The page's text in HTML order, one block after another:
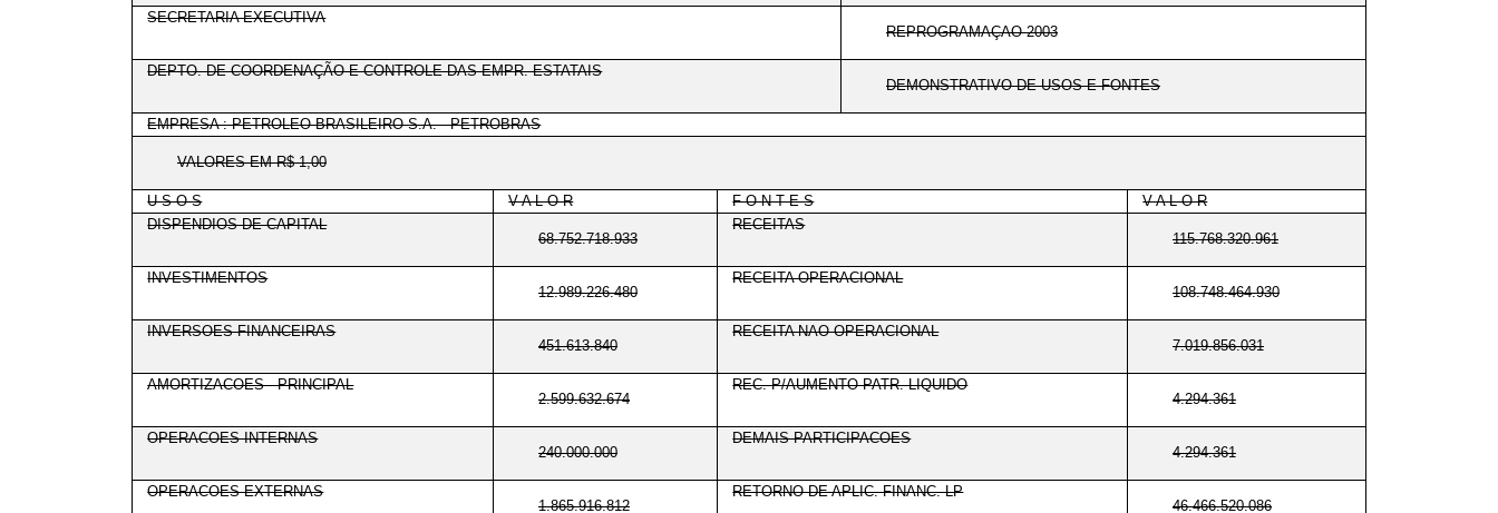
SECRETARIA EXECUTIVA
REPROGRAMAÇAO 2003
DEPTO. DE COORDENAÇÃO E CONTROLE DAS EMPR. ESTATAIS
DEMONSTRATIVO DE USOS E FONTES
EMPRESA : PETROLEO BRASILEIRO S.A. - PETROBRAS
VALORES EM R$ 1,00
U S O S V A L O R F O N T E S
V A L O R
DISPENDIOS DE CAPITAL
68.752.718.933
RECEITAS
115.768.320.961
INVESTIMENTOS
12.989.226.480
RECEITA OPERACIONAL
108.748.464.930
INVERSOES FINANCEIRAS
451.613.840
RECEITA NAO OPERACIONAL
7.019.856.031
AMORTIZACOES - PRINCIPAL
2.599.632.674
REC. P/AUMENTO PATR. LIQUIDO
4.294.361
OPERACOES INTERNAS
240.000.000
DEMAIS PARTICIPACOES
4.294.361
OPERACOES EXTERNAS
1.865.916.812
RETORNO DE APLIC. FINANC. LP
46.466.520.086